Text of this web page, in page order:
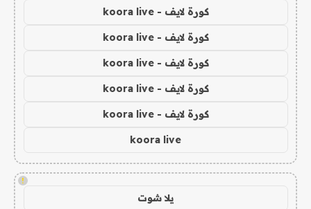
كورة لايف - koora live
كورة لايف - koora live
كورة لايف - koora live
كورة لايف - koora live
كورة لايف - koora live
koora live
!
يلا شوت